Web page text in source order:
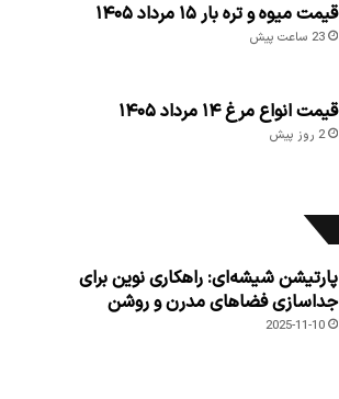
قیمت میوه و تره بار ۱۵ مرداد ۱۴۰۵
23 ساعت پیش
قیمت انواع مرغ ۱۴ مرداد ۱۴۰۵
2 روز پیش
پارتیشن شیشه‌ای: راهکاری نوین برای
جداسازی فضاهای مدرن و روشن
2025-11-10